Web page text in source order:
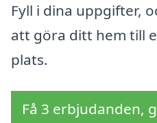
Fyll i dina uppgifter,
att göra ditt hem till
plats.
Få 3 erbjudanden,